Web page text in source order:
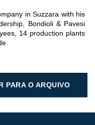
in Suzzara with his
Bondioli & Pavesi
14 production plants
PARA O ARQUIVO